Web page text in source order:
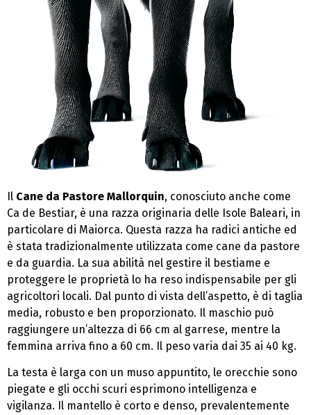
Il Cane da Pastore Mallorquin, conosciuto anche come
Ca de Bestiar, è una razza originaria delle Isole Baleari, in
particolare di Maiorca. Questa razza ha radici antiche ed
è stata tradizionalmente utilizzata come cane da pastore
e da guardia. La sua abilità nel gestire il bestiame e
proteggere le proprietà lo ha reso indispensabile per gli
agricoltori locali. Dal punto di vista dell’aspetto, è di taglia
media, robusto e ben proporzionato. Il maschio può
raggiungere un’altezza di 66 cm al garrese, mentre la
femmina arriva fino a 60 cm. Il peso varia dai 35 ai 40 kg.
La testa è larga con un muso appuntito, le orecchie sono
piegate e gli occhi scuri esprimono intelligenza e
vigilanza. Il mantello è corto e denso, prevalentemente